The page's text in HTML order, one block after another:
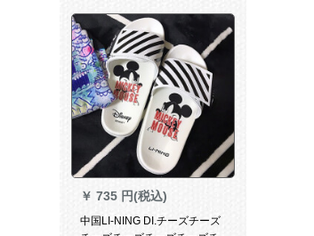
パーの深さと青さの基準番号
40
￥ 735 円(税込)
中国LI-NING DI.チーズチーズ